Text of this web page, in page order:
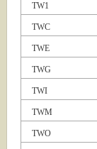
TW1
TWC
TWE
TWG
TWI
TWM
TWO